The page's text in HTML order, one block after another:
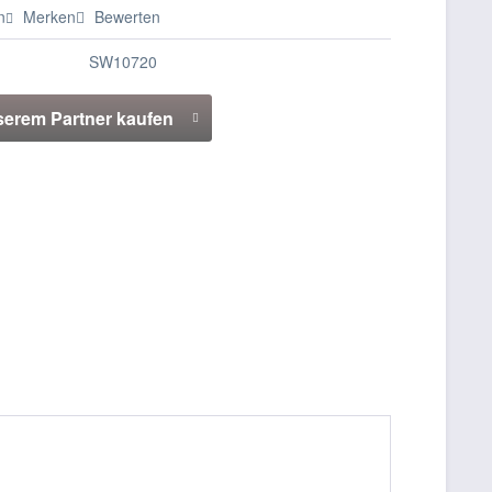
Merken Bewerten
SW10720
Partner kaufen